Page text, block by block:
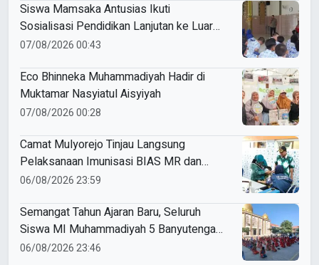
Siswa Mamsaka Antusias Ikuti
Sosialisasi Pendidikan Lanjutan ke Luar
Negeri
07/08/2026 00:43
Eco Bhinneka Muhammadiyah Hadir di
Muktamar Nasyiatul Aisyiyah
07/08/2026 00:28
Camat Mulyorejo Tinjau Langsung
Pelaksanaan Imunisasi BIAS MR dan
HPV di SD Muhammadiyah 18 Surabaya
06/08/2026 23:59
Semangat Tahun Ajaran Baru, Seluruh
Siswa MI Muhammadiyah 5 Banyutengah
Ikuti Latihan Tapak Suci Perdana
06/08/2026 23:46